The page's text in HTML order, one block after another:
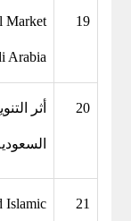
19
Market
Arabia
20 أثر
21
Islamic